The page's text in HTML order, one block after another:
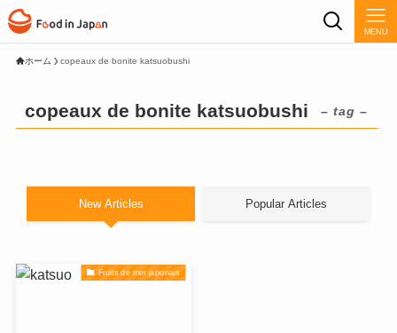
MENU
ホーム copeaux de bonite katsuobushi
copeaux de bonite katsuobushi – tag –
New Articles Popular Articles
Fruits de mer japonais